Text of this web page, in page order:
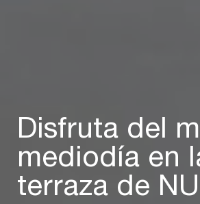
Disfruta del
mediodía en
terraza de